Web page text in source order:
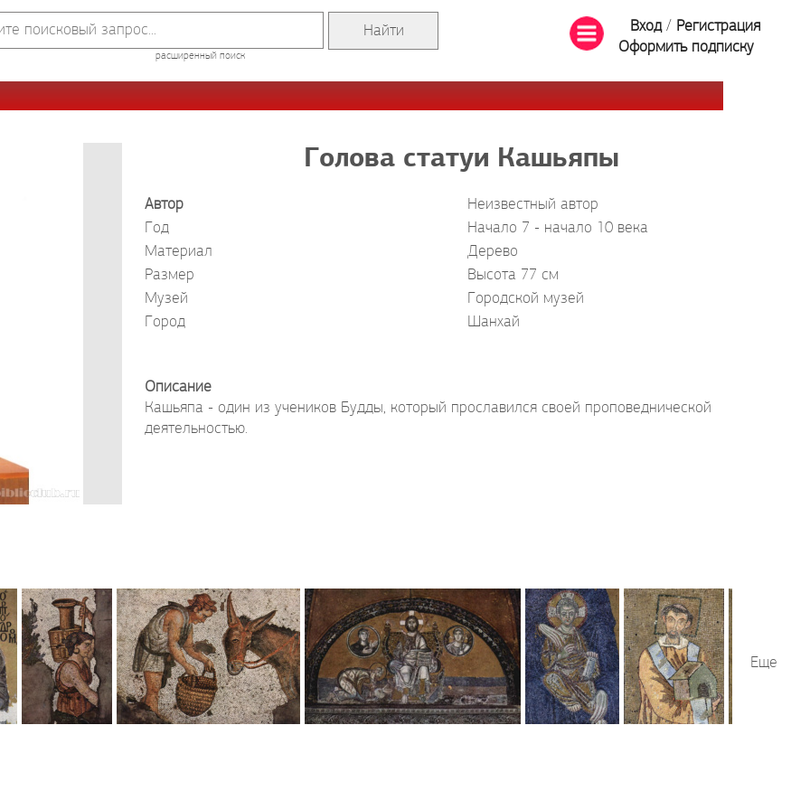
расширенный поиск
Вход/ Регистрация
Оформить подписку
Голова статуи Кашьяпы
Автор
Неизвестный автор
Год
Начало 7 - начало 10 века
Материал
Дерево
Размер
Высота 77 см
Музей
Городской музей
Город
Шанхай
Описание
Кашьяпа - один из учеников Будды, который прославился своей проповеднической
деятельностью.
Еще